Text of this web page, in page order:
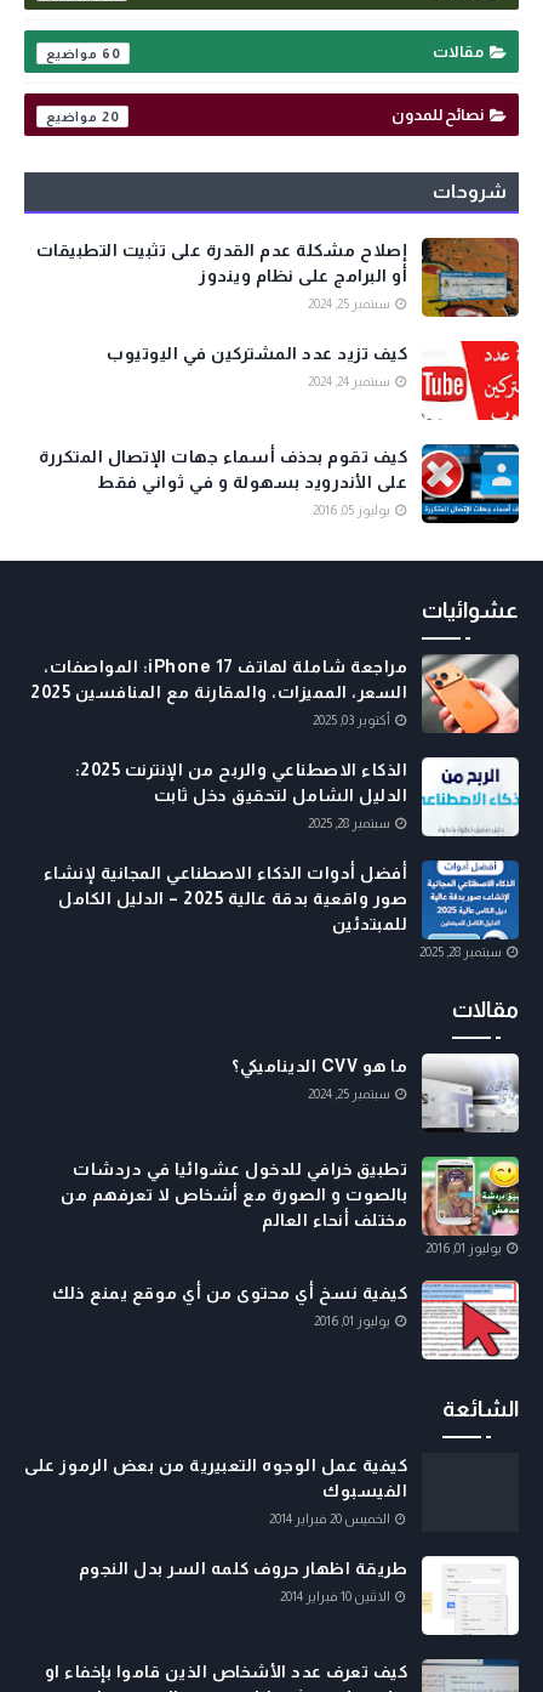
مقالات 60
نصائح للمدون 20
شروحات
إصلاح مشكلة عدم القدرة على تثبيت التطبيقات
أو البرامج على نظام ويندوز
سبتمبر 25, 2024
كيف تزيد عدد المشتركين في اليوتيوب
سبتمبر 24, 2024
كيف تقوم بحذف أسماء جهات الإتصال المتكررة
على الأندرويد بسهولة و في ثواني فقط
يوليوز 05, 2016
عشوائيات
مراجعة شاملة لهاتف iPhone 17: المواصفات،
السعر، المميزات، والمقارنة مع المنافسين 2025
أكتوبر 03, 2025
الذكاء الاصطناعي والربح من الإنترنت 2025:
الدليل الشامل لتحقيق دخل ثابت
سبتمبر 28, 2025
أفضل أدوات الذكاء الاصطناعي المجانية لإنشاء
صور واقعية بدقة عالية 2025 – الدليل الكامل
للمبتدئين
سبتمبر 28, 2025
مقالات
ما هو CVV الديناميكي؟
سبتمبر 25, 2024
تطبيق خرافي للدخول عشوائيا في دردشات
بالصوت و الصورة مع أشخاص لا تعرفهم من
مختلف أنحاء العالم
يوليوز 01, 2016
كيفية نسخ أي محتوى من أي موقع يمنع ذلك
يوليوز 01, 2016
الشائعة
كيفية عمل الوجوه التعبيرية من بعض الرموز على
الفيسبوك
الخميس 20 فبراير 2014
طريقة اظهار حروف كلمه السر بدل النجوم
الاثنين 10 فبراير 2014
كيف تعرف عدد الأشخاص الذين قاموا بإخفاء او